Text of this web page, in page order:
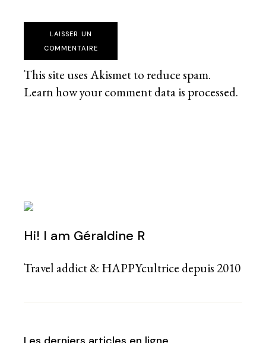
LAISSER UN
COMMENTAIRE
This site uses Akismet to reduce spam.
Learn how your comment data is processed.
Hi! I am Géraldine R
Travel addict & HAPPYcultrice depuis 2010